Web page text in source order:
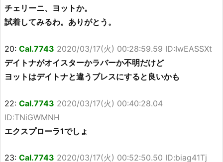
チェリーニ、ヨットか。
試着してみるわ。ありがとう。
20: Cal.7743 2020/03/17(火) 00:28:59.59 ID:IwEASSXt
デイトナがオイスターかラバーか不明だけど
ヨットはデイトナと違うブレスにすると良いかも
22: Cal.7743 2020/03/17(火) 00:40:28.04
ID:TNiGWMNH
エクスプローラ1でしょ
23: Cal.7743 2020/03/17(火) 00:52:50.50 ID:biag41Tj